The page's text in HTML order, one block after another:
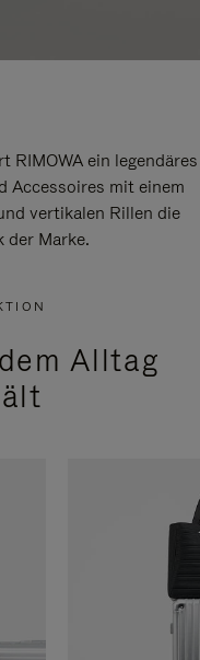
ein legendäres
Accessoires mit einem
vertikalen Rillen die
der Marke.
Alltag